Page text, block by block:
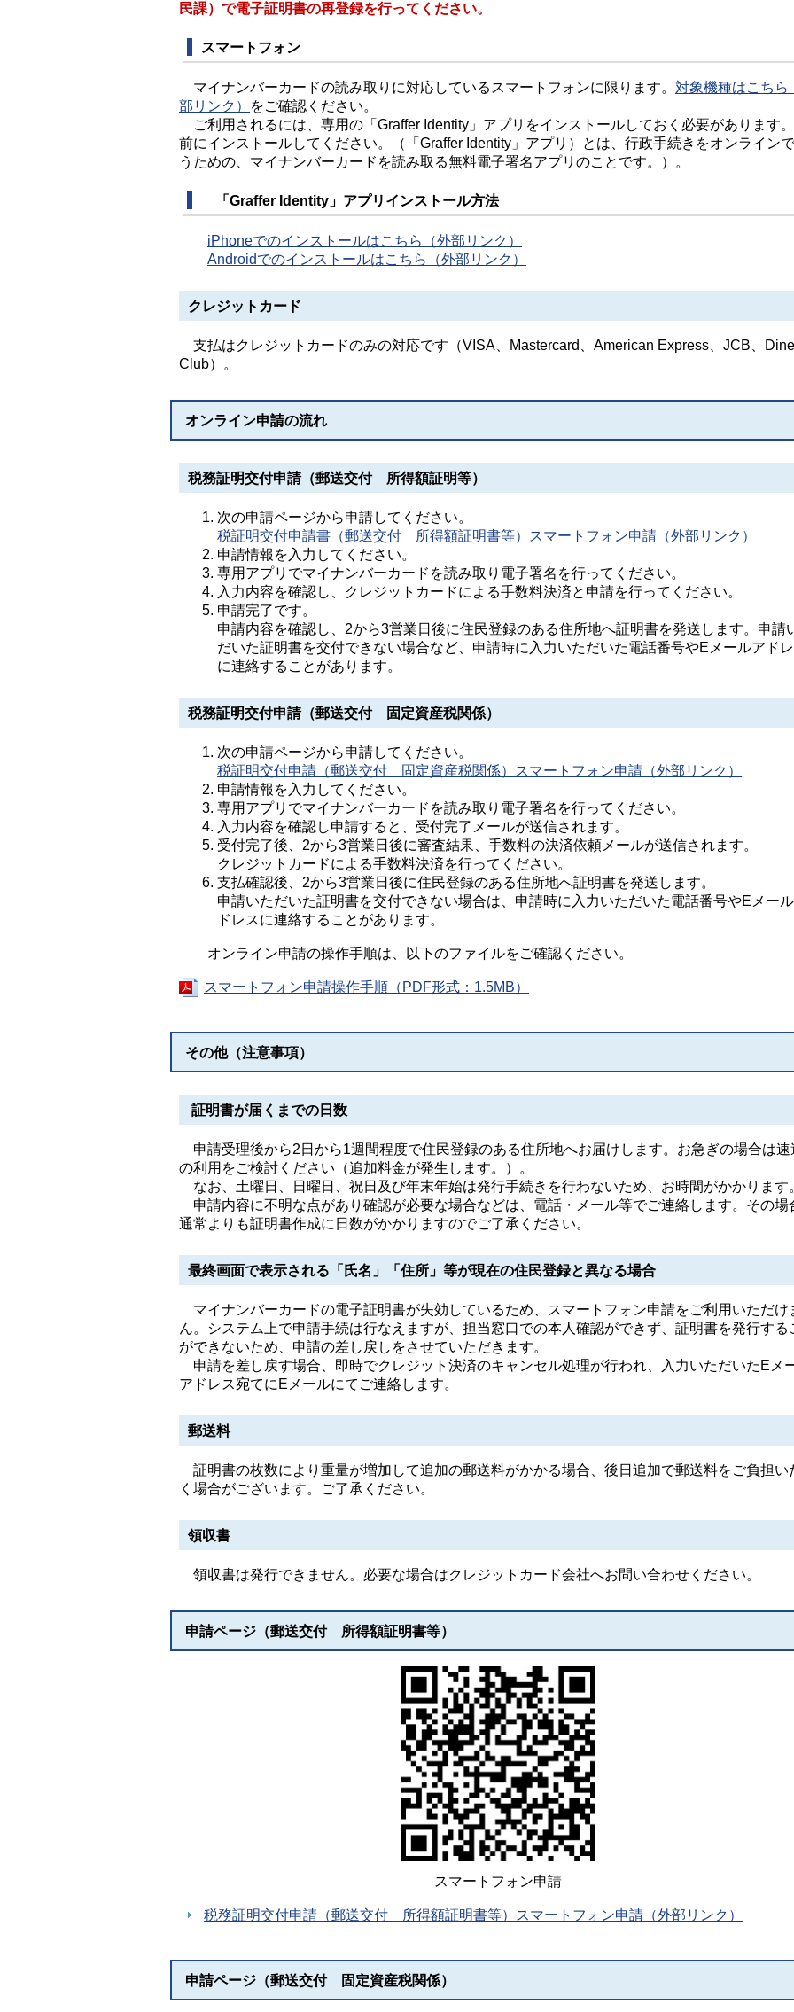
民課）で電子証明書の再登録を行ってください。
スマートフォン
マイナンバーカードの読み取りに対応しているスマートフォンに限ります。 対象機種はこちら
部リンク）
をご確認ください。
ご利用されるには、専用の「Graffer Identity」アプリをインストールしておく必要があります
前にインストールしてください。（「Graffer Identity」アプリ）とは、行政手続きをオンライン
うための、マイナンバーカードを読み取る無料電子署名アプリのことです。）。
「Graffer Identity」アプリインストール方法
iPhoneでのインストールはこちら（外部リンク）
Androidでのインストールはこちら（外部リンク）
クレジットカード
支払はクレジットカードのみの対応です（VISA、Mastercard、American Express、JCB、
Club）。
オンライン申請の流れ
税務証明交付申請（郵送交付 所得額証明等）
次の申請ページから申請してください。
税証明交付申請書（郵送交付 所得額証明書等）スマートフォン申請（外部リンク）
申請情報を入力してください。
専用アプリでマイナンバーカードを読み取り電子署名を行ってください。
入力内容を確認し、クレジットカードによる手数料決済と申請を行ってください。
申請完了です。
申請内容を確認し、2から3営業日後に住民登録のある住所地へ証明書を発送します。申請
だいた証明書を交付できない場合など、申請時に入力いただいた電話番号やEメールアド
に連絡することがあります。
税務証明交付申請（郵送交付 固定資産税関係）
次の申請ページから申請してください。
税証明交付申請（郵送交付 固定資産税関係）スマートフォン申請（外部リンク）
申請情報を入力してください。
専用アプリでマイナンバーカードを読み取り電子署名を行ってください。
入力内容を確認し申請すると、受付完了メールが送信されます。
受付完了後、2から3営業日後に審査結果、手数料の決済依頼メールが送信されます。
クレジットカードによる手数料決済を行ってください。
支払確認後、2から3営業日後に住民登録のある住所地へ証明書を発送します。
申請いただいた証明書を交付できない場合は、申請時に入力いただいた電話番号やEメー
ドレスに連絡することがあります。
オンライン申請の操作手順は、以下のファイルをご確認ください。
スマートフォン申請操作手順（PDF形式：1.5MB）
その他（注意事項）
証明書が届くまでの日数
申請受理後から2日から1週間程度で住民登録のある住所地へお届けします。お急ぎの場合は速
の利用をご検討ください（追加料金が発生します。）。
なお、土曜日、日曜日、祝日及び年末年始は発行手続きを行わないため、お時間がかかります
申請内容に不明な点があり確認が必要な場合などは、電話・メール等でご連絡します。その場
通常よりも証明書作成に日数がかかりますのでご了承ください。
最終画面で表示される「氏名」「住所」等が現在の住民登録と異なる場合
マイナンバーカードの電子証明書が失効しているため、スマートフォン申請をご利用いただけ
ん。システム上で申請手続は行なえますが、担当窓口での本人確認ができず、証明書を発行する
ができないため、申請の差し戻しをさせていただきます。
申請を差し戻す場合、即時でクレジット決済のキャンセル処理が行われ、入力いただいたEメ
アドレス宛てにEメールにてご連絡します。
郵送料
証明書の枚数により重量が増加して追加の郵送料がかかる場合、後日追加で郵送料をご負担い
く場合がございます。ご了承ください。
領収書
領収書は発行できません。必要な場合はクレジットカード会社へお問い合わせください。
申請ページ（郵送交付 所得額証明書等）
スマートフォン申請
税務証明交付申請（郵送交付 所得額証明書等）スマートフォン申請（外部リンク）
申請ページ（郵送交付 固定資産税関係）